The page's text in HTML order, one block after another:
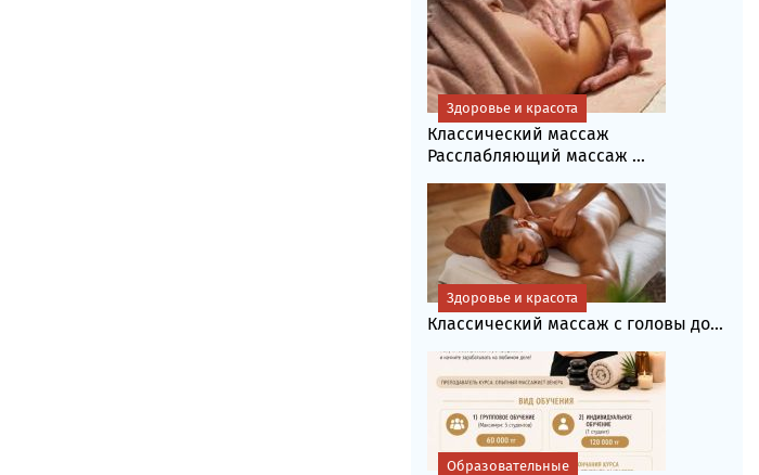
Классический массаж
Расслабляющий массаж ...
Здоровье и красота
Классический массаж с головы до...
Здоровье и красота
Образовательные